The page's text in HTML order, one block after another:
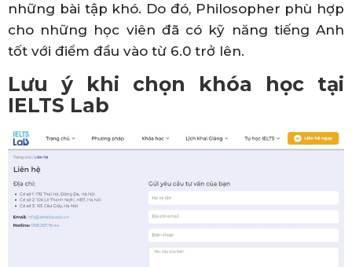
những bài tập khó. Do đó, Philosopher phù hợp
cho những học viên đã có kỹ năng tiếng Anh
tốt với điểm đầu vào từ 6.0 trở lên.
Lưu ý khi chọn khóa học tại
IELTS Lab